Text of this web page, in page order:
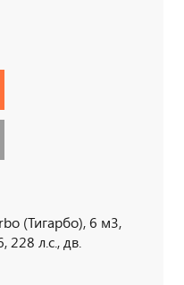
(Тигарбо), 6 м3,
228 л.с., дв.